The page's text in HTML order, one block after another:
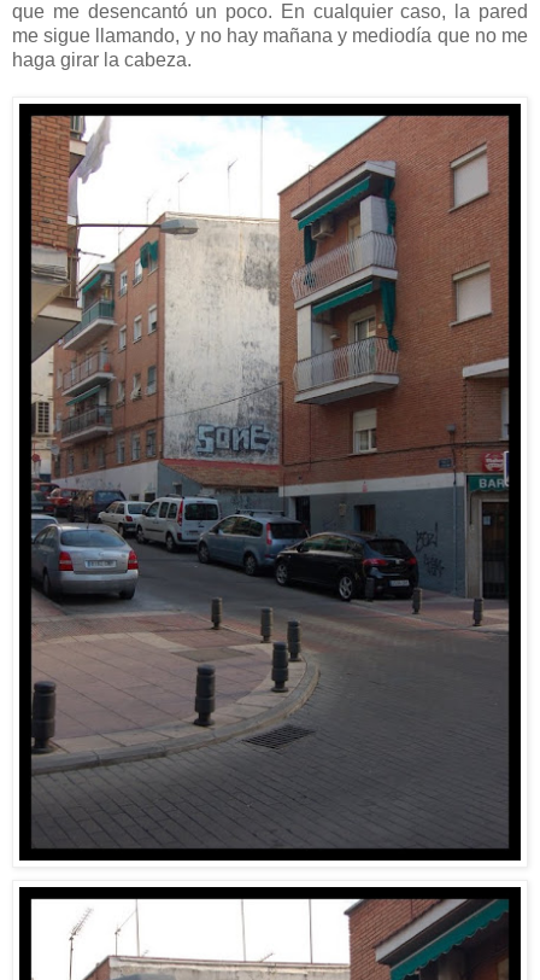
que me desencantó un poco. En cualquier caso, la pared
me sigue llamando, y no hay mañana y mediodía que no me
haga girar la cabeza.